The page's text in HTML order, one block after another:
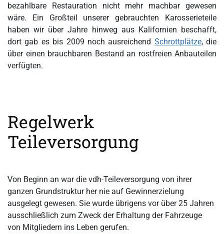
bezahlbare Restauration nicht mehr machbar gewesen
wäre. Ein Großteil unserer gebrauchten Karosserieteile
haben wir über Jahre hinweg aus Kalifornien beschafft,
dort gab es bis 2009 noch ausreichend Schrottplätze, die
über einen brauchbaren Bestand an rostfreien Anbauteilen
verfügten.
Regelwerk
Teileversorgung
Von Beginn an war die vdh-Teileversorgung von ihrer
ganzen Grundstruktur her nie auf Gewinnerzielung
ausgelegt gewesen. Sie wurde übrigens vor über 25 Jahren
ausschließlich zum Zweck der Erhaltung der Fahrzeuge
von Mitgliedern ins Leben gerufen.